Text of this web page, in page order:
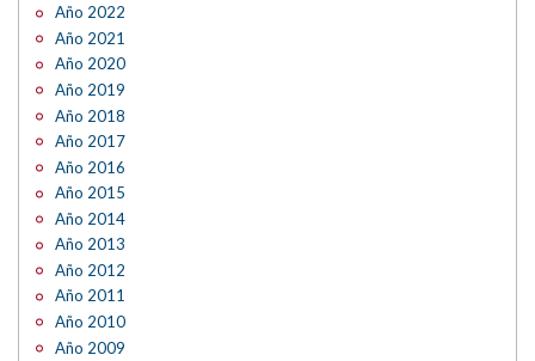
Año 2022
Año 2021
Año 2020
Año 2019
Año 2018
Año 2017
Año 2016
Año 2015
Año 2014
Año 2013
Año 2012
Año 2011
Año 2010
Año 2009